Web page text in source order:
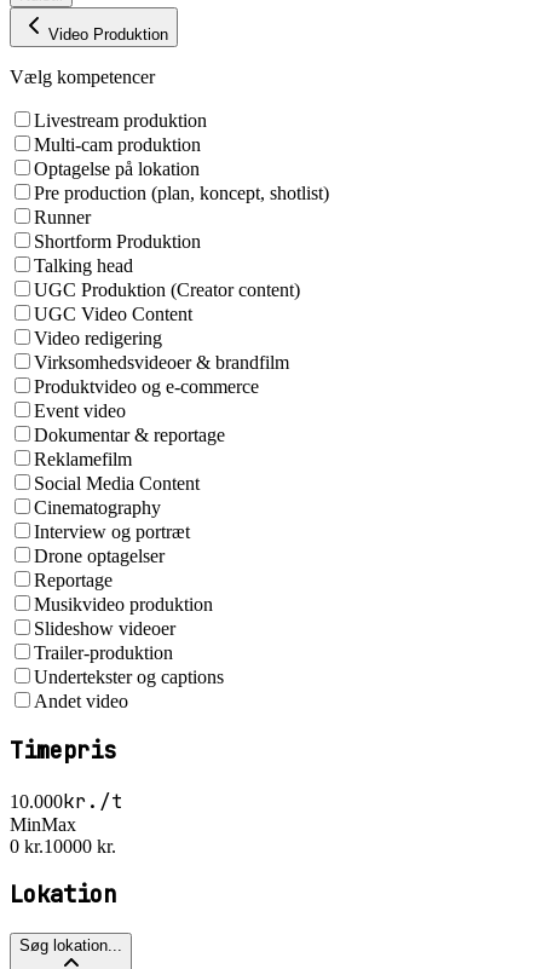
Video Produktion
Vælg kompetencer
Livestream produktion
Multi-cam produktion
Optagelse på lokation
Pre production (plan, koncept, shotlist)
Runner
Shortform Produktion
Talking head
UGC Produktion (Creator content)
UGC Video Content
Video redigering
Virksomhedsvideoer & brandfilm
Produktvideo og e-commerce
Event video
Dokumentar & reportage
Reklamefilm
Social Media Content
Cinematography
Interview og portræt
Drone optagelser
Reportage
Musikvideo produktion
Slideshow videoer
Trailer-produktion
Undertekster og captions
Andet video
Timepris
10.000kr./t
MinMax
0 kr.10000 kr.
Lokation
Søg lokation...